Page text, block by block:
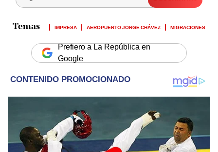
IMPRESA AEROPUERTO JORGE CHÁVEZ MIGRACIONES
Prefiero a La República en
Google